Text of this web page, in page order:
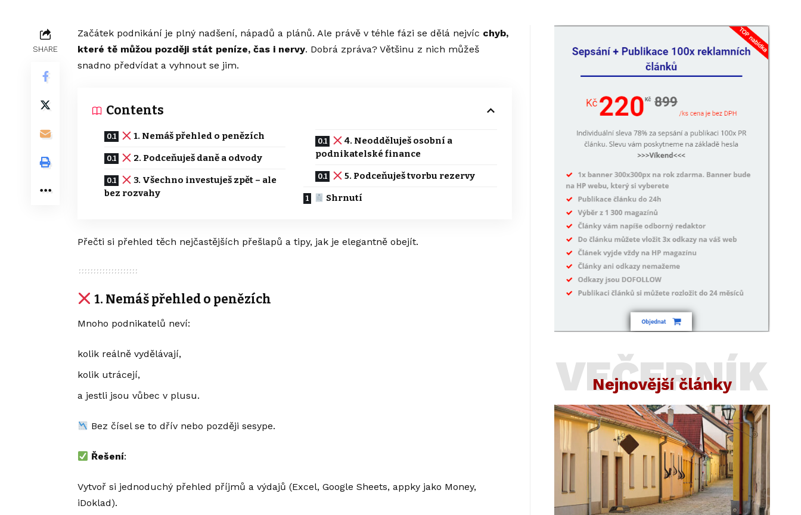
SHARE
Začátek podnikání je plný nadšení, nápadů a plánů. Ale právě v téhle fázi se dělá nejvíc chyb,
které tě můžou později stát peníze, čas i nervy. Dobrá zpráva? Většinu z nich můžeš
snadno předvídat a vyhnout se jim.
Contents
1. Nemáš přehled o penězích
2. Podceňuješ daně a odvody
3. Všechno investuješ zpět – ale
bez rozvahy
4. Neodděluješ osobní a
podnikatelské finance
5. Podceňuješ tvorbu rezervy
Shrnutí
Přečti si přehled těch nejčastějších přešlapů a tipy, jak je elegantně obejít.
1. Nemáš přehled o penězích
Mnoho podnikatelů neví:
kolik reálně vydělávají,
kolik utrácejí,
a jestli jsou vůbec v plusu.
Bez čísel se to dřív nebo později sesype.
Řešení:
Vytvoř si jednoduchý přehled příjmů a výdajů (Excel, Google Sheets, appky jako Money,
iDoklad).
Nejnovější články
VEČERNÍK